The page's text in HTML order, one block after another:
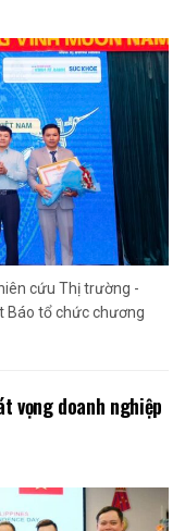
cứu Thị trường -
Báo tổ chức chương
vọng doanh nghiệp